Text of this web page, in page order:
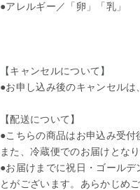
●アレルギー／「卵」「乳」
【キャンセルについて】
●お申し込み後のキャンセルは
【配送について】
●こちらの商品はお申込み受付
また、冷蔵便でのお届けとな
●お届けまでに祝日・ゴール
とがございます。あらかじめ